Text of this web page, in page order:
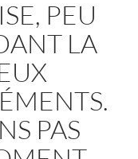
PEU
LA
PAS